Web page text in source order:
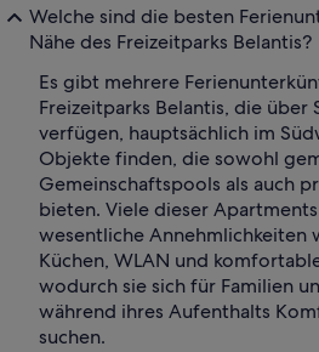
Welche sind die besten
Nähe des Freizeitparks Belantis?
Es gibt mehrere
Freizeitparks Belantis, die über
verfügen, hauptsächlich im
Objekte finden, die sowohl
Gemeinschaftspools als auch
bieten. Viele dieser
wesentliche Annehmlichkeiten
Küchen, WLAN und
wodurch sie sich für Familien
während ihres Aufenthalts
suchen.